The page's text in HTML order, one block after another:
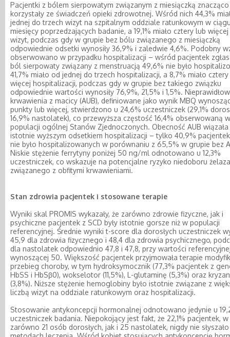
Pacjentki z bólem sierpowatym związanym z miesiączką
korzystały ze świadczeń opieki zdrowotnej. Wśród nich 44,3%
jednej do trzech wizyt na szpitalnym oddziale ratunkowym w
miesięcy poprzedzających badanie, a 19,1% miało cztery lub
wizyt, podczas gdy w grupie bez bólu związanego z miesiączką
odpowiednie odsetki wynosiły 36,9% i zaledwie 4,6%. Podobny
obserwowano w przypadku hospitalizacji – wśród pacjentek
ból sierpowaty związany z menstruacją 49,6% nie było
41,7% miało od jednej do trzech hospitalizacji, a 8,7% miało
więcej hospitalizacji, podczas gdy w grupie bez takiego związku
odpowiednie wartości wynosiły 76,9%, 21,5% i 1,5%.
krwawienia z macicy (AUB), definiowane jako wynik MBQ
punkty lub więcej, stwierdzono u 24,6% uczestniczek (29,1%
16,9% nastolatek), co przewyższa częstość 16,4% obserwowaną w
populacji ogólnej Stanów Zjednoczonych. Obecność AUB wiązała
istotnie wyższym odsetkiem hospitalizacji – tylko 40,9%
nie było hospitalizowanych w porównaniu z 65,5% w grupie bez
Niskie stężenie ferrytyny poniżej 50 ng/ml odnotowano u 12,3%
uczestniczek, co wskazuje na potencjalne ryzyko niedoboru żelaza
związanego z obfitymi krwawieniami.
Stan zdrowia pacjentek i stosowane terapie
Wyniki skal PROMIS wykazały, że zarówno zdrowie fizyczne, jak i
psychiczne pacjentek z SCD były istotnie gorsze niż w populacji
referencyjnej. Średnie wyniki t-score dla dorosłych uczestniczek
45,9 dla zdrowia fizycznego i 48,4 dla zdrowia psychicznego,
dla nastolatek odpowiednio 47,8 i 47,8, przy wartości
wynoszącej 50. Większość pacjentek przyjmowała terapie
przebieg choroby, w tym hydroksymocznik (77,3% pacjentek z
HbSS i HbSβ0), wokselotor (11,5%), L-glutaminę (5,3%) oraz
(3,8%). Niższe stężenie hemoglobiny było istotnie związane z
liczbą wizyt na oddziale ratunkowym oraz hospitalizacji.
Stosowanie antykoncepcji hormonalnej odnotowano jedynie u
uczestniczek badania. Niepokojący jest fakt, że 22,1% pacjentek,
zarówno 21 osób dorosłych, jak i 25 nastolatek, nigdy nie